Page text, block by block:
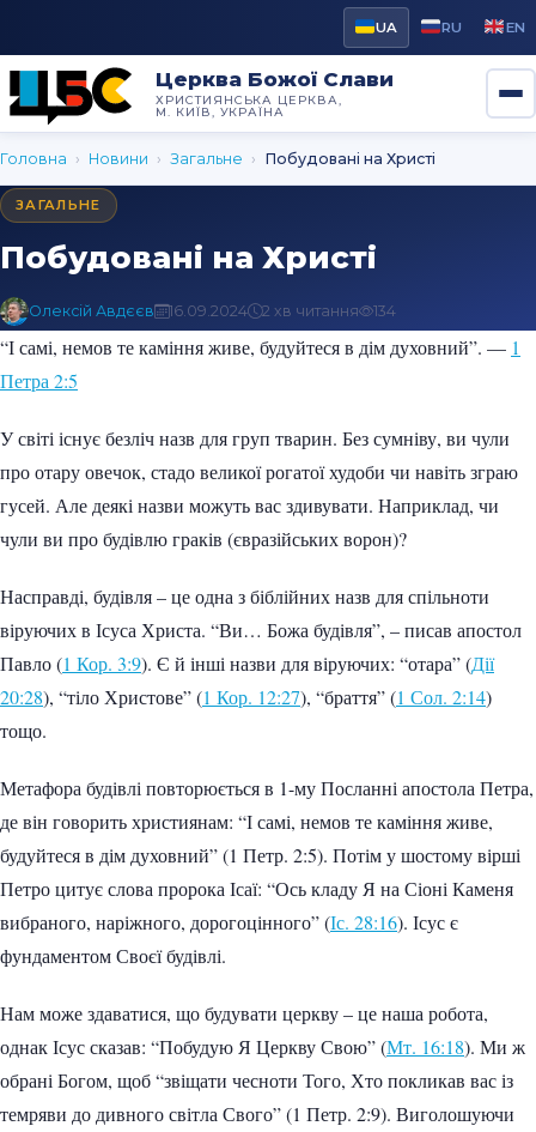
UA RU EN
Церква Божої Слави
ХРИСТИЯНСЬКА ЦЕРКВА,
М. КИЇВ, УКРАЇНА
Головна › Новини › Загальне › Побудовані на Христі
ЗАГАЛЬНЕ
Побудовані на Христі
Олексій Авдєєв 16.09.2024 2 хв читання 134
“І самі, немов те каміння живе, будуйтеся в дім духовний”. — 1
Петра 2:5
У світі існує безліч назв для груп тварин. Без сумніву, ви чули
про отару овечок, стадо великої рогатої худоби чи навіть зграю
гусей. Але деякі назви можуть вас здивувати. Наприклад, чи
чули ви про будівлю граків (євразійських ворон)?
Насправді, будівля – це одна з біблійних назв для спільноти
віруючих в Ісуса Христа. “Ви… Божа будівля”, – писав апостол
Павло (1 Кор. 3:9). Є й інші назви для віруючих: “отара” (Дії
20:28), “тіло Христове” (1 Кор. 12:27), “браття” (1 Сол. 2:14)
тощо.
Метафора будівлі повторюється в 1-му Посланні апостола Петра,
де він говорить християнам: “І самі, немов те каміння живе,
будуйтеся в дім духовний” (1 Петр. 2:5). Потім у шостому вірші
Петро цитує слова пророка Ісаї: “Ось кладу Я на Сіоні Каменя
вибраного, наріжного, дорогоцінного” (Іс. 28:16). Ісус є
фундаментом Своєї будівлі.
Нам може здаватися, що будувати церкву – це наша робота,
однак Ісус сказав: “Побудую Я Церкву Свою” (Мт. 16:18). Ми ж
обрані Богом, щоб “звіщати чесноти Того, Хто покликав вас із
темряви до дивного світла Свого” (1 Петр. 2:9). Виголошуючи